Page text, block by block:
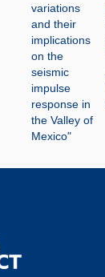
variations
and their
implications
on the
seismic
impulse
response in
the Valley of
Mexico"